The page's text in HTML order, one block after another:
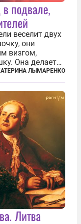
подвале,
веселит двух
они
визгом,
Она делает
что она
дрель, конечно,
ЛЫМАРЕНКО
Литва